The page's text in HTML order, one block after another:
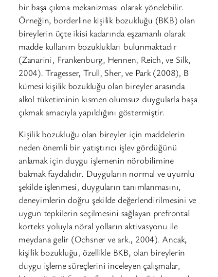
bir başa çıkma mekanizması olarak yönelebilir.
Örneğin, borderline kişilik bozukluğu (BKB) olan
bireylerin üçte ikisi kadarında eşzamanlı olarak
madde kullanım bozuklukları bulunmaktadır
(Zanarini, Frankenburg, Hennen, Reich, ve Silk,
2004). Tragesser, Trull, Sher, ve Park (2008), B
kümesi kişilik bozukluğu olan bireyler arasında
alkol tüketiminin kısmen olumsuz duygularla başa
çıkmak amacıyla yapıldığını göstermiştir.
Kişilik bozukluğu olan bireyler için maddelerin
neden önemli bir yatıştırıcı işlev gördüğünü
anlamak için duygu işlemenin nörobilimine
bakmak faydalıdır. Duyguların normal ve uyumlu
şekilde işlenmesi, duyguların tanımlanmasını,
deneyimlerin doğru şekilde değerlendirilmesini ve
uygun tepkilerin seçilmesini sağlayan prefrontal
korteks yoluyla nöral yolların aktivasyonu ile
meydana gelir (Ochsner ve ark., 2004). Ancak,
kişilik bozukluğu, özellikle BKB, olan bireylerin
duygu işleme süreçlerini inceleyen çalışmalar,